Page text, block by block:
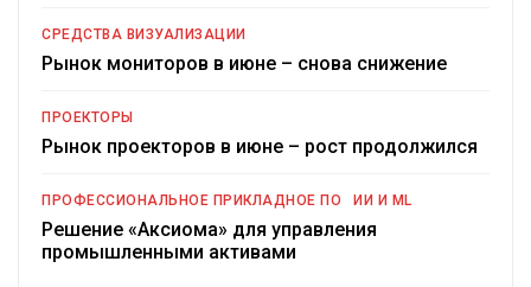
СРЕДСТВА ВИЗУАЛИЗАЦИИ
Рынок мониторов в июне – снова снижение
ПРОЕКТОРЫ
Рынок проекторов в июне – рост продолжился
ПРОФЕССИОНАЛЬНОЕ ПРИКЛАДНОЕ ПО ИИ И ML
Решение «Аксиома» для управления
промышленными активами